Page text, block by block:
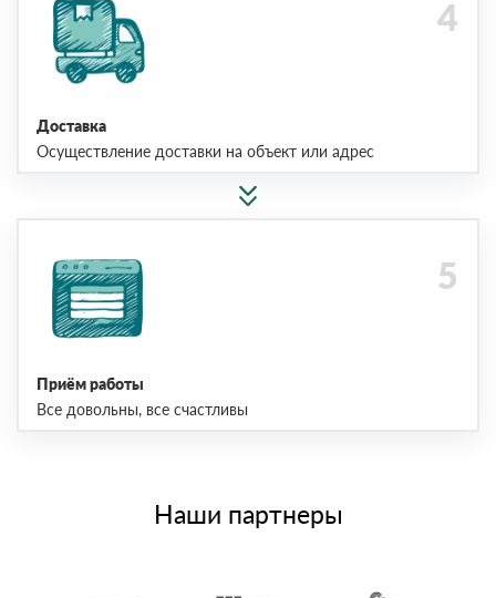
Доставка
Осуществление доставки на объект или адрес
Приём работы
Все довольны, все счастливы
Наши партнеры